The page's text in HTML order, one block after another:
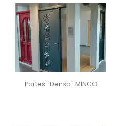
Portes "Denso" MINCO